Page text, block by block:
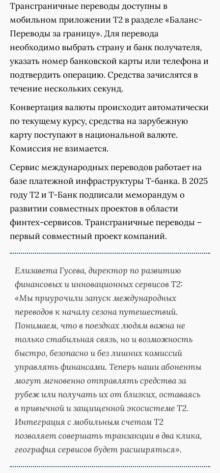
Трансграничные переводы доступны в
мобильном приложении Т2 в разделе «Баланс-
Переводы за границу». Для перевода
необходимо выбрать страну и банк получателя,
указать номер банковской карты или телефона и
подтвердить операцию. Средства зачислятся в
течение нескольких секунд.
Конвертация валюты происходит автоматически
по текущему курсу, средства на зарубежную
карту поступают в национальной валюте.
Комиссия не взимается.
Сервис международных переводов работает на
базе платежной инфраструктуры Т-банка. В 2025
году Т2 и Т-Банк подписали меморандум о
развитии совместных проектов в области
финтех-сервисов. Трансграничные переводы –
первый совместный проект компаний.
Елизавета Гусева, директор по развитию
финансовых и инновационных сервисов Т2:
«Мы приурочили запуск международных
переводов к началу сезона путешествий.
Понимаем, что в поездках людям важна не
только стабильная связь, но и возможность
быстро, безопасно и без лишних комиссий
управлять финансами. Теперь наши абоненты
могут мгновенно отправлять средства за
рубеж или получать их от близких, оставаясь
в привычной и защищенной экосистеме Т2.
Интеграция с мобильным счетом Т2
позволяет совершать транзакции в два клика,
география сервисов будет расширяться».